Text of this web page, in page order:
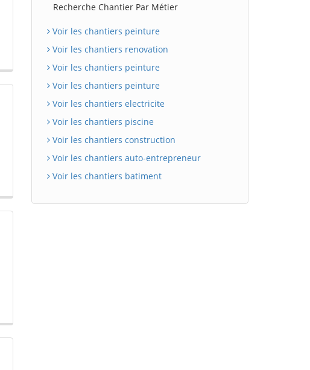
Recherche Chantier Par Métier
Voir les chantiers peinture
Voir les chantiers renovation
Voir les chantiers peinture
Voir les chantiers peinture
Voir les chantiers electricite
Voir les chantiers piscine
Voir les chantiers construction
Voir les chantiers auto-entrepreneur
Voir les chantiers batiment